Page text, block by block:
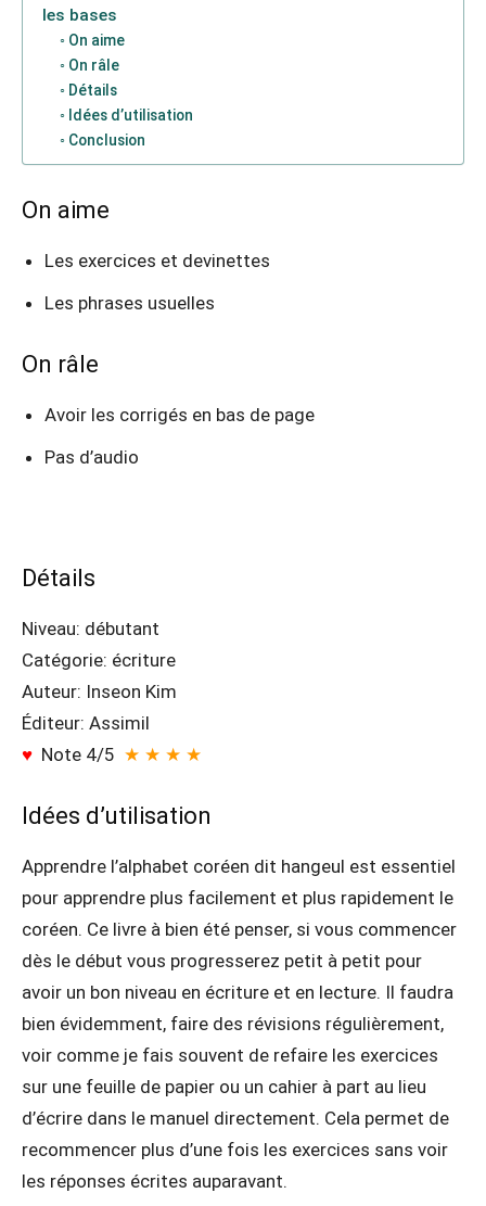
les bases
On aime
On râle
Détails
Idées d’utilisation
Conclusion
On aime
Les exercices et devinettes
Les phrases usuelles
On râle
Avoir les corrigés en bas de page
Pas d’audio
Détails
Niveau: débutant
Catégorie: écriture
Auteur: Inseon Kim
Éditeur: Assimil
♥ Note 4/5 ★ ★ ★ ★
Idées d’utilisation
Apprendre l’alphabet coréen dit hangeul est essentiel
pour apprendre plus facilement et plus rapidement le
coréen. Ce livre à bien été penser, si vous commencer
dès le début vous progresserez petit à petit pour
avoir un bon niveau en écriture et en lecture. Il faudra
bien évidemment, faire des révisions régulièrement,
voir comme je fais souvent de refaire les exercices
sur une feuille de papier ou un cahier à part au lieu
d’écrire dans le manuel directement. Cela permet de
recommencer plus d’une fois les exercices sans voir
les réponses écrites auparavant.